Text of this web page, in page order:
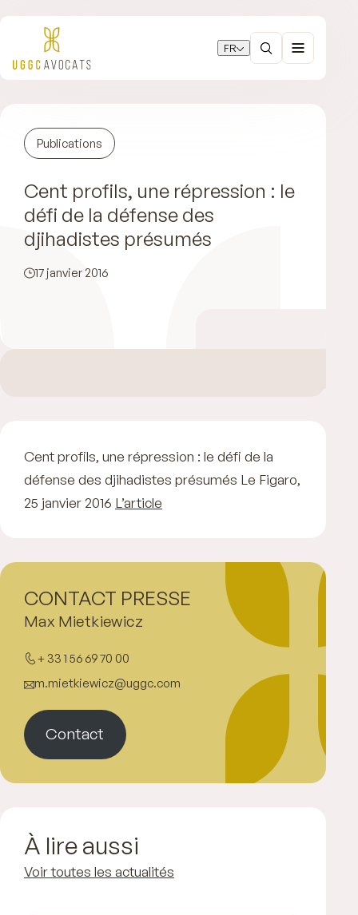
FR
Publications
Cent profils, une répression : le
défi de la défense des
djihadistes présumés
17 janvier 2016
Cent profils, une répression : le défi de la
défense des djihadistes présumés Le Figaro,
25 janvier 2016 L’article
Max Mietkiewicz
+ 33 1 56 69 70 00
m.mietkiewicz@uggc.com
Contact
CONTACT PRESSE
À lire aussi
Voir toutes les actualités